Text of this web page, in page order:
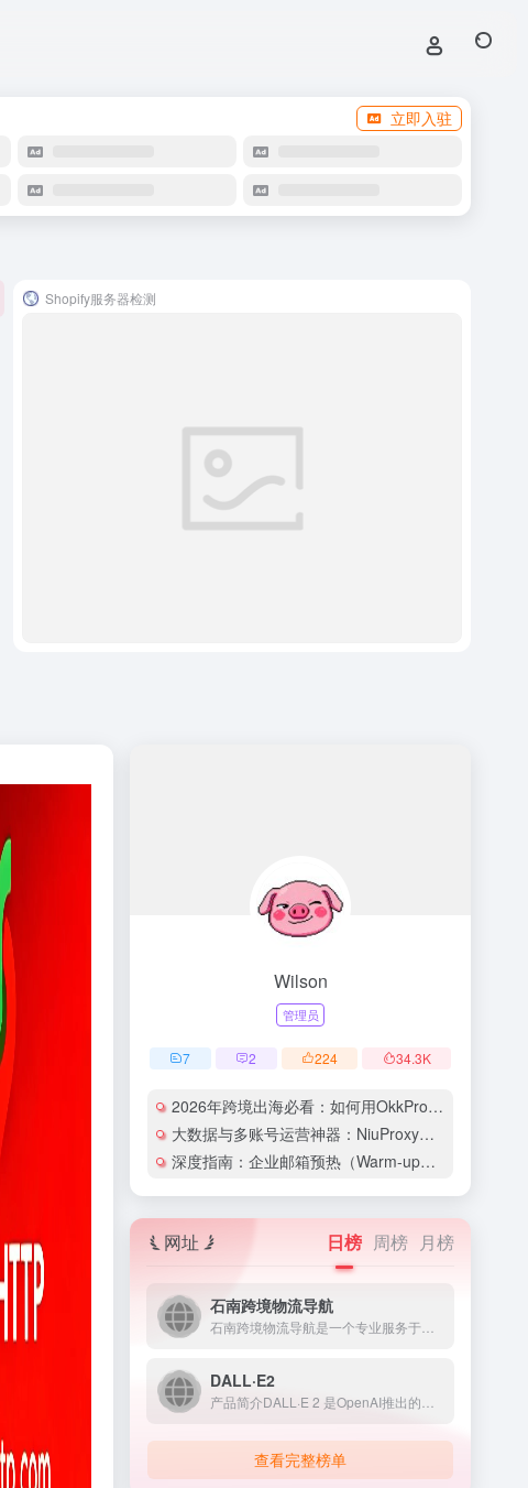
立即入驻
Shopify服务器检测
Wilson
管理员
7 2 224 34.3K
2026年跨境出海必看：如何用OkkProxy彻底解决网络延迟与IP被封难题？
大数据与多账号运营神器：NiuProxy助力跨境工作室业务高效爆单！
深度指南：企业邮箱预热（Warm-up）的详细技巧与实操策略（含配图）
网址 日榜 周榜 月榜
石南跨境物流导航
DALL·E2
查看完整榜单